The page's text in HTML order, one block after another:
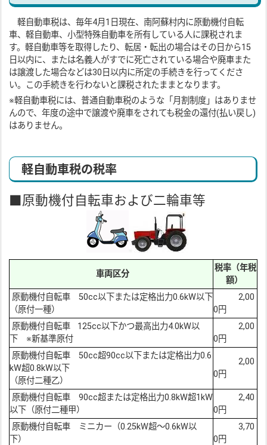
軽自動車税は、毎年4月1日現在、南阿蘇村内に原動機付自転
車、軽自動車、小型特殊自動車を所有している人に課税されま
す。軽自動車等を取得したり、転居・転出の場合はその日から15
日以内に、または名義人がすでに死亡されている場合や廃車また
は譲渡した場合などは30日以内に所定の手続きを行ってくださ
い。この手続きを行わないと課税されたままとなります。
※軽自動車税には、普通自動車税のような「月割制度」はありませ
んので、年度の途中で譲渡や廃車をされても税金の還付(払い戻し)
はありません。
軽自動車税の税率
■原動機付自転車および二輪車等
車両区分
税率（年税
額）
原動機付自転車 50cc以下または定格出力0.6kW以下
（原付一種）
2,00
0円
原動機付自転車 125cc以下かつ最高出力4.0kW以
下 ※新基準原付
2,00
0円
原動機付自転車 50cc超90cc以下または定格出力0.6
kW超0.8kW以下
（原付二種乙）
2,00
0円
原動機付自転車 90cc超または定格出力0.8kW超1kW
以下（原付二種甲）
2,40
0円
原動機付自転車 ミニカー（0.25kW超～0.6kW以
下）
3,70
0円